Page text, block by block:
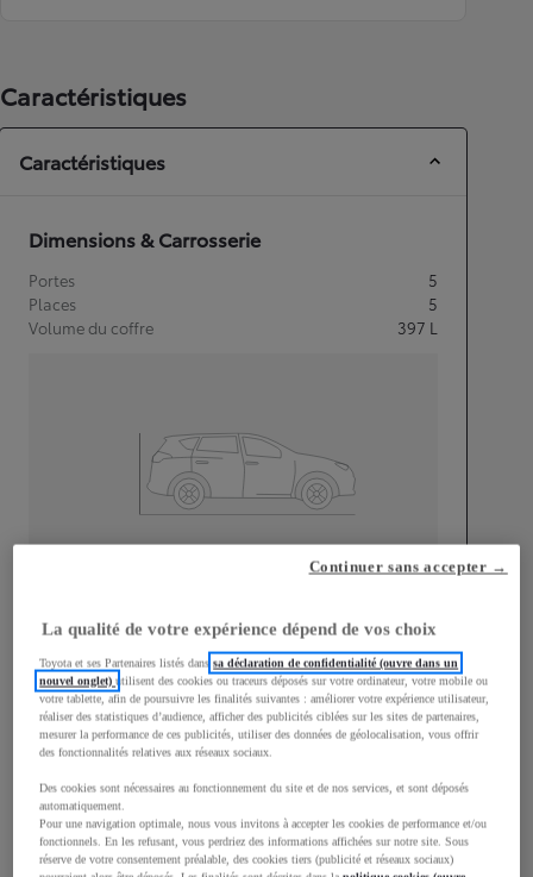
Caractéristiques
Caractéristiques
Dimensions & Carrosserie
Portes
5
Places
5
Volume du coffre
397 L
Largeur
1 765mm
Consommation mixte
La qualité de votre expérience dépend de vos choix
Toyota et ses Partenaires listés danssa déclaration de confidentialité (ouvre dans un
nouvel onglet)utilisent des cookies ou traceurs déposés sur votre ordinateur, votre mobile ou
votre tablette, afin de poursuivre les finalités suivantes : améliorer votre expérience utilisateur,
réaliser des statistiques d’audience, afficher des publicités ciblées sur les sites de partenaires,
mesurer la performance de ces publicités, utiliser des données de géolocalisation, vous offrir
des fonctionnalités relatives aux réseaux sociaux.
Des cookies sont nécessaires au fonctionnement du site et de nos services, et sont déposés
automatiquement.
Pour une navigation optimale, nous vous invitons à accepter les cookies de performance et/ou
fonctionnels. En les refusant, vous perdriez des informations affichées sur notre site. Sous
réserve de votre consentement préalable, des cookies tiers (publicité et réseaux sociaux)
Continuer sans accepter →